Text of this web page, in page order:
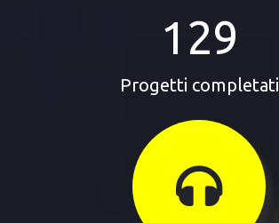
129
Progetti completati